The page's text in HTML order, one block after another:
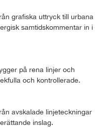
grafiska uttryck till urbana
samtidskommentar in i
på rena linjer och
och kontrollerade.
avskalade linjeteckningar
inslag.